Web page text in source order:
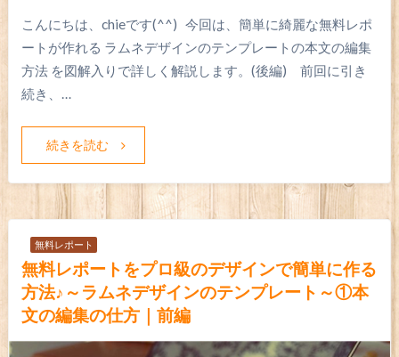
こんにちは、chieです(^^) 今回は、簡単に綺麗な無料レポ
ートが作れる ラムネデザインのテンプレートの本文の編集
方法 を図解入りで詳しく解説します。(後編) 前回に引き
続き、…
続きを読む
無料レポート
無料レポートをプロ級のデザインで簡単に作る
方法♪～ラムネデザインのテンプレート～①本
文の編集の仕方｜前編